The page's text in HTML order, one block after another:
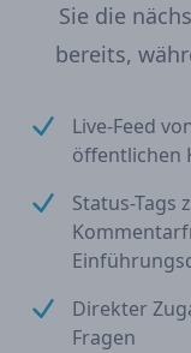
Sie die
bereits,
Live-Feed
öffentlichen
Status-Tags
Direkter
Fragen